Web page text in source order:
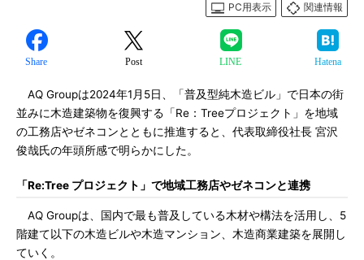
PC用表示
関連情報
Share Post LINE Hatena
AQ Groupは2024年1月5日、「普及型純木造ビル」で日本の街
並みに木造建築物を復興する「Re：Treeプロジェクト」を地域
の工務店やゼネコンとともに推進すると、代表取締役社長 宮沢
俊哉氏の年頭所感で明らかにした。
「Re:Tree プロジェクト」で地域工務店やゼネコンと連携
AQ Groupは、国内で最も普及している木材や構法を活用し、5
階建て以下の木造ビルや木造マンション、木造商業建築を展開し
ていく。